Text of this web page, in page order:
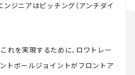
ンジニアはピッチング（アンチダイ
れを実現するために、ロワトレー
トボールジョイントがフロントア